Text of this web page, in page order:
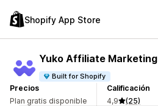
Shopify App Store
Yuko Affiliate Marketing
Built for Shopify
Precios
Plan gratis disponible
Calificación
4,9
(25)